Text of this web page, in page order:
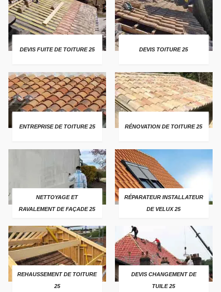
DEVIS FUITE DE TOITURE 25 DEVIS TOITURE 25
ENTREPRISE DE TOITURE 25 RÉNOVATION DE TOITURE 25
NETTOYAGE ET
RAVALEMENT DE FAÇADE 25
RÉPARATEUR INSTALLATEUR
DE VELUX 25
REHAUSSEMENT DE TOITURE
25
DEVIS CHANGEMENT DE
TUILE 25